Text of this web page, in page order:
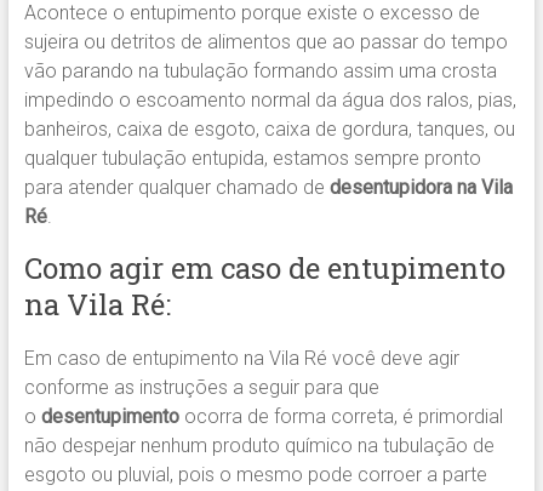
Acontece o entupimento porque existe o excesso de
sujeira ou detritos de alimentos que ao passar do tempo
vão parando na tubulação formando assim uma crosta
impedindo o escoamento normal da água dos ralos, pias,
banheiros, caixa de esgoto, caixa de gordura, tanques, ou
qualquer tubulação entupida, estamos sempre pronto
para atender qualquer chamado de desentupidora na Vila
Ré.
Como agir em caso de entupimento
na Vila Ré:
Em caso de entupimento na Vila Ré você deve agir
conforme as instruções a seguir para que
o desentupimentoocorra de forma correta, é primordial
não despejar nenhum produto químico na tubulação de
esgoto ou pluvial, pois o mesmo pode corroer a parte